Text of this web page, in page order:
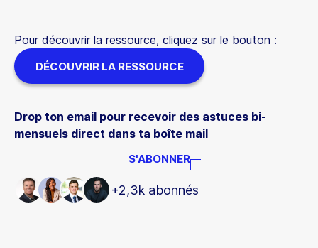
Drop ton email pour recevoir des astuces bi-
mensuels direct dans ta boîte mail
S'ABONNER
+2,3k abonnés
Pour découvrir la ressource, cliquez sur le bouton :
DÉCOUVRIR LA RESSOURCE